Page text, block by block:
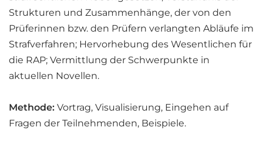
Strukturen und Zusammenhänge, der von den
Prüferinnen bzw. den Prüfern verlangten Abläufe im
Strafverfahren; Hervorhebung des Wesentlichen für
die RAP; Vermittlung der Schwerpunkte in
aktuellen Novellen.
Methode: Vortrag, Visualisierung, Eingehen auf
Fragen der Teilnehmenden, Beispiele.